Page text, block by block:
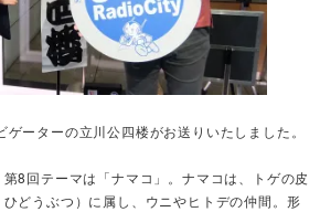
ーターの立川公四楼がお送りいたしました。
第8回テーマは「ナマコ」。ナマコは、トゲの皮
どうぶつ）に属し、ウニやヒトデの仲間。形